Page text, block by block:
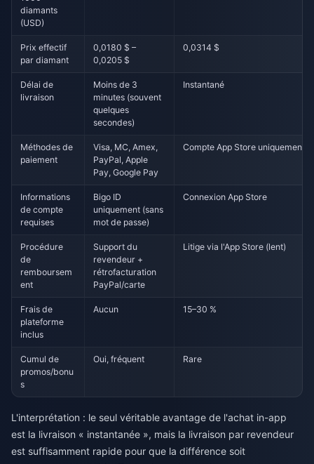
diamants
(USD)
Prix effectif
par diamant
0,0180 $ –
0,0205 $
0,0314 $
Délai de
livraison
Moins de 3
minutes (souvent
quelques
secondes)
Instantané
Méthodes de
paiement
Visa, MC, Amex,
PayPal, Apple
Pay, Google Pay
Compte App Store uniquement
Informations
de compte
requises
Bigo ID
uniquement (sans
mot de passe)
Connexion App Store
Procédure
de
remboursem
ent
Support du
revendeur +
rétrofacturation
PayPal/carte
Litige via l'App Store (lent)
Frais de
plateforme
inclus
Aucun 15–30 %
Cumul de
promos/bonu
s
Oui, fréquent Rare
L'interprétation : le seul véritable avantage de l'achat in-app
est la livraison « instantanée », mais la livraison par revendeur
est suffisamment rapide pour que la différence soit